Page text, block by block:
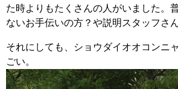
た時よりもたくさんの人がいました。
ないお手伝いの方？や説明スタッフさ
それにしても、ショウダイオオコンニ
ごい。